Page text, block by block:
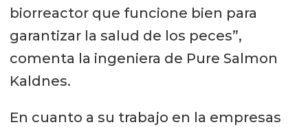
biorreactor que funcione bien para
garantizar la salud de los peces”,
comenta la ingeniera de Pure Salmon
Kaldnes.
En cuanto a su trabajo en la empresas